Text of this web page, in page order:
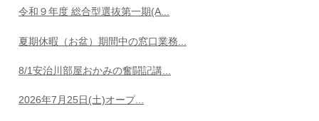
令和９年度 総合型選抜第一期(A...
夏期休暇（お盆）期間中の窓口業務...
8/1安治川部屋おかみの奮闘記講...
2026年7月25日(土)オープ...